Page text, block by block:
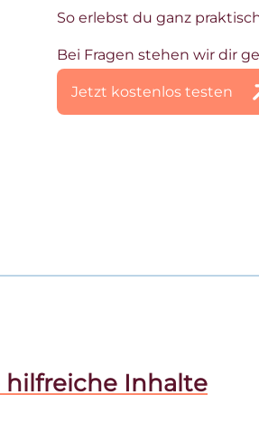
So erlebst du ganz
Bei Fragen stehen wir dir
Jetzt kostenlos testen
hilfreiche Inhalte